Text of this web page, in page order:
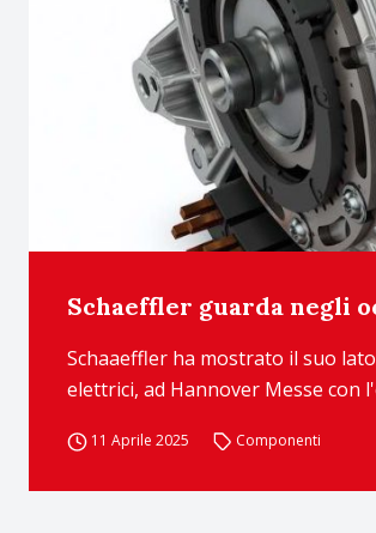
Schaeffler guarda negli
Schaaeffler ha mostrato il suo
elettrici, ad Hannover Messe con
11 Aprile 2025 Componenti